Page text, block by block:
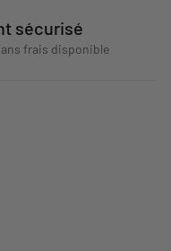
sécurisé
frais disponible